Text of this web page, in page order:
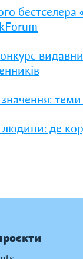
де